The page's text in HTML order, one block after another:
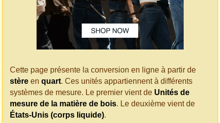
Cette page présente la conversion en ligne à partir de
stère en quart. Ces unités appartiennent à différents
systèmes de mesure. Le premier vient de Unités de
mesure de la matière de bois. Le deuxième vient de
États-Unis (corps liquide).